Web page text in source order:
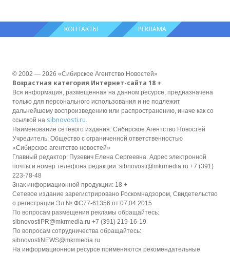
КОНТАКТЫ РЕКЛАМА
© 2002 — 2026 «Сибирское Агентство Новостей»
Возрастная категория Интернет-сайта 18 +
Вся информация, размещенная на данном ресурсе, предназначена
только для персонального использования и не подлежит
дальнейшему воспроизведению или распространению, иначе как со
ссылкой на sibnovosti.ru.
Наименование сетевого издания: Сибирское Агентство Новостей
Учредитель: Общество с ограниченной ответственностью
«Сибирское агентство новостей»
Главный редактор: Пузевич Елена Сергеевна. Адрес электронной
почты и номер телефона редакции: sibnovosti@mkrmedia.ru +7 (391)
223-78-48
Знак информационной продукции: 18 +
Сетевое издание зарегистрировано Роскомнадзором, Свидетельство
о регистрации Эл № ФС77-61356 от 07.04.2015
По вопросам размещения рекламы обращайтесь:
sibnovostiPR@mkrmedia.ru +7 (391) 219-16-19
По вопросам сотрудничества обращайтесь:
sibnovostiNEWS@mkrmedia.ru
На информационном ресурсе применяются рекомендательные